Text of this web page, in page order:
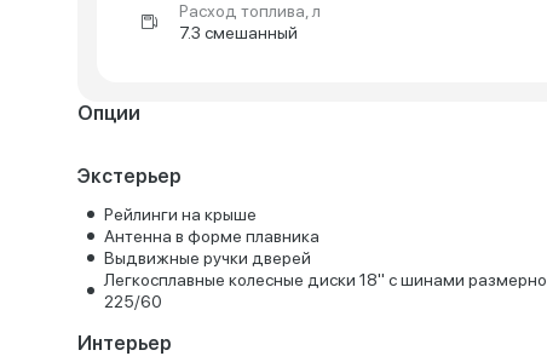
Расход топлива, л
7.3 смешанный
Опции
Экстерьер
Рейлинги на крыше
Антенна в форме плавника
Выдвижные ручки дверей
Легкосплавные колесные диски 18" с шинами
225/60
Интерьер